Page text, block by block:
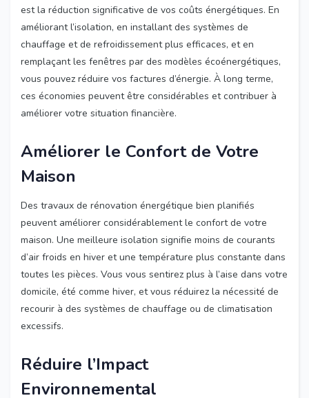
est la réduction significative de vos coûts énergétiques. En
améliorant l’isolation, en installant des systèmes de
chauffage et de refroidissement plus efficaces, et en
remplaçant les fenêtres par des modèles écoénergétiques,
vous pouvez réduire vos factures d’énergie. À long terme,
ces économies peuvent être considérables et contribuer à
améliorer votre situation financière.
Améliorer le Confort de Votre
Maison
Des travaux de rénovation énergétique bien planifiés
peuvent améliorer considérablement le confort de votre
maison. Une meilleure isolation signifie moins de courants
d’air froids en hiver et une température plus constante dans
toutes les pièces. Vous vous sentirez plus à l’aise dans votre
domicile, été comme hiver, et vous réduirez la nécessité de
recourir à des systèmes de chauffage ou de climatisation
excessifs.
Réduire l’Impact
Environnemental